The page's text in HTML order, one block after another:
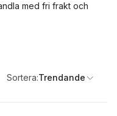
med fri frakt och
Sortera:Trendande